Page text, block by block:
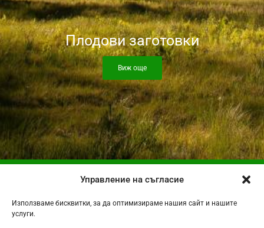
Управление на съгласие
Използваме бисквитки, за да оптимизираме нашия сайт и нашите
услуги.
Плодови заготовки
Виж още
ЗА НАС
ПРОДУКТИ